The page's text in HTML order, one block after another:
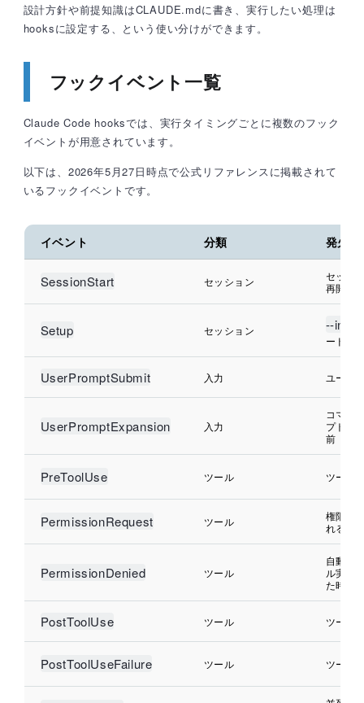
設計方針や前提知識はCLAUDE.mdに書き、実行したい処理は
hooksに設定する、という使い分けができます。
フックイベント一覧
Claude Code hooksでは、実行タイミングごとに複数のフック
イベントが用意されています。
以下は、2026年5月27日時点で公式リファレンスに掲載されて
いるフックイベントです。
イベント 分類 発火
SessionStart セッション
セッシ
再開時
Setup セッション --init-
ードの
UserPromptSubmit 入力 ユーザ
UserPromptExpansion 入力
コマン
プトへ
前
PreToolUse ツール ツール
PermissionRequest ツール
権限確
れる時
PermissionDenied ツール
自動モ
ル実行
た時
PostToolUse ツール ツール
PostToolUseFailure ツール ツール